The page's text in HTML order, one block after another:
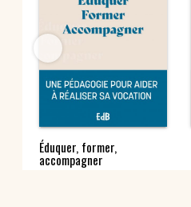
Éduquer, former,
accompagner